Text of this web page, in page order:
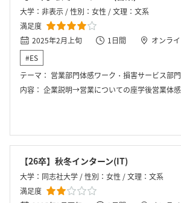
大学：非表示 / 性別：女性 / 文理：文系
満足度
2025年2月上旬
1日間
オンラ
#ES
テーマ： 営業部門体感ワーク・損害サービス部
内容： 企業説明→営業についての座学後営業体感ワーク→代理店新規開拓のグループワーク→発表→損害サ
【26卒】秋冬インターン(IT)
大学：同志社大学 / 性別：女性 / 文理：文系
満足度